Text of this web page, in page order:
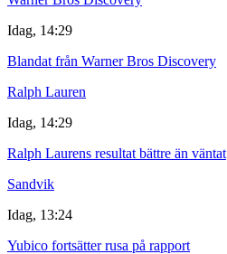
Idag, 14:29
Blandat från Warner Bros Discovery
Ralph Lauren
Idag, 14:29
Ralph Laurens resultat bättre än väntat
Sandvik
Idag, 13:24
Yubico fortsätter rusa på rapport